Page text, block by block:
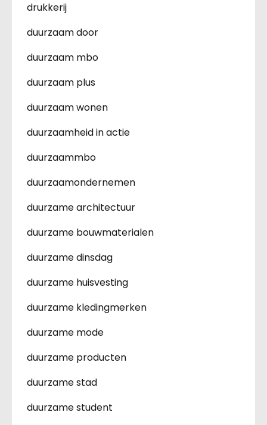
drukkerij
duurzaam door
duurzaam mbo
duurzaam plus
duurzaam wonen
duurzaamheid in actie
duurzaammbo
duurzaamondernemen
duurzame architectuur
duurzame bouwmaterialen
duurzame dinsdag
duurzame huisvesting
duurzame kledingmerken
duurzame mode
duurzame producten
duurzame stad
duurzame student